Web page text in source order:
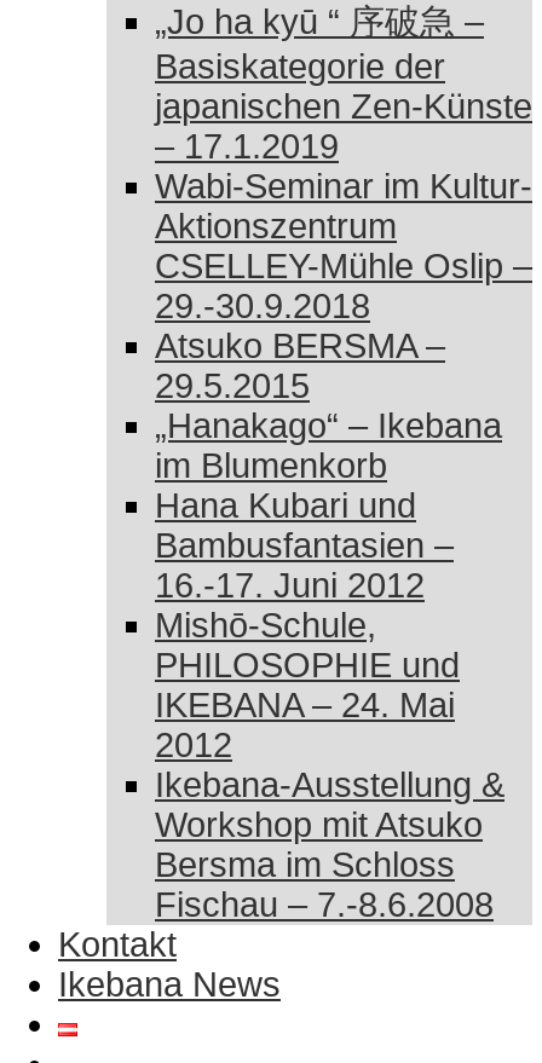
„Jo ha kyū “ 序破急 –
Basiskategorie der
japanischen Zen-Künste
– 17.1.2019
Wabi-Seminar im Kultur-
Aktionszentrum
CSELLEY-Mühle Oslip –
29.-30.9.2018
Atsuko BERSMA –
29.5.2015
„Hanakago“ – Ikebana
im Blumenkorb
Hana Kubari und
Bambusfantasien –
16.-17. Juni 2012
Mishō-Schule,
PHILOSOPHIE und
IKEBANA – 24. Mai
2012
Ikebana-Ausstellung &
Workshop mit Atsuko
Bersma im Schloss
Fischau – 7.-8.6.2008
Kontakt
Ikebana News